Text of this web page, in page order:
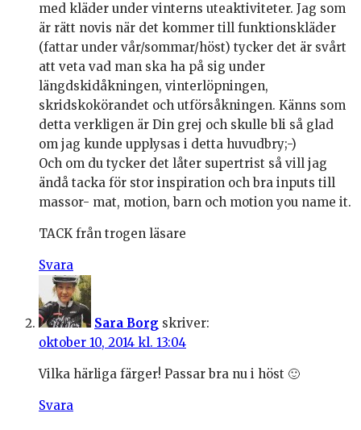
med kläder under vinterns uteaktiviteter. Jag som
är rätt novis när det kommer till funktionskläder
(fattar under vår/sommar/höst) tycker det är svårt
att veta vad man ska ha på sig under
längdskidåkningen, vinterlöpningen,
skridskokörandet och utförsåkningen. Känns som
detta verkligen är Din grej och skulle bli så glad
om jag kunde upplysas i detta huvudbry;-)
Och om du tycker det låter supertrist så vill jag
ändå tacka för stor inspiration och bra inputs till
massor- mat, motion, barn och motion you name it.
TACK från trogen läsare
Svara
Sara Borg skriver:
oktober 10, 2014 kl. 13:04
Vilka härliga färger! Passar bra nu i höst 🙂
Svara